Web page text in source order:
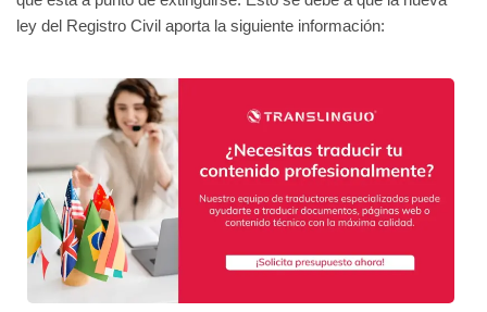
ley del Registro Civil aporta la siguiente información: